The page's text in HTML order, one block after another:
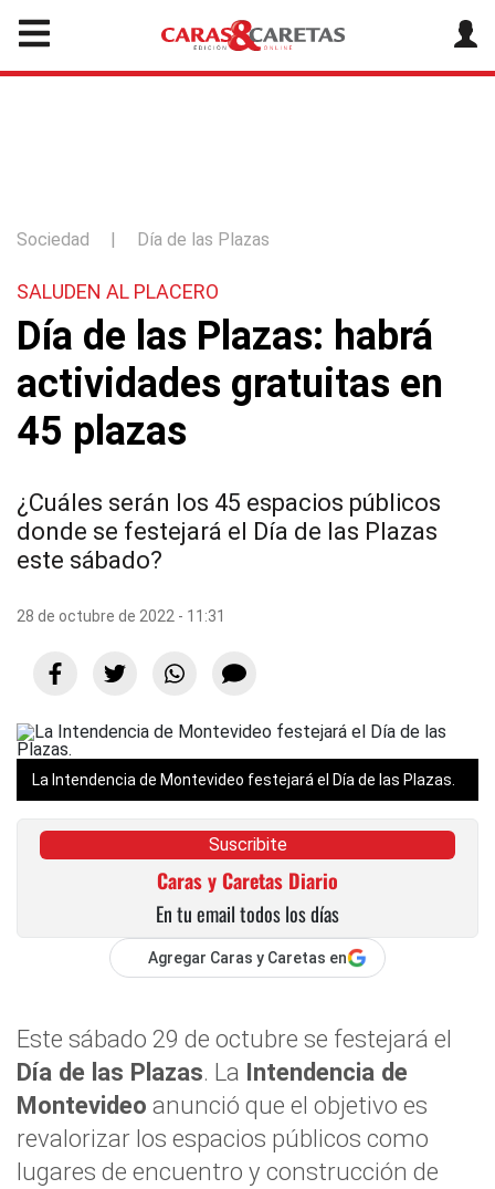
Sociedad | Día de las Plazas
SALUDEN AL PLACERO
Día de las Plazas: habrá
actividades gratuitas en
45 plazas
¿Cuáles serán los 45 espacios públicos
donde se festejará el Día de las Plazas
este sábado?
28 de octubre de 2022 - 11:31
La Intendencia de Montevideo festejará el Día de las Plazas.
Suscribite
Caras y Caretas Diario
En tu email todos los días
Agregar Caras y Caretas en
Este sábado 29 de octubre se festejará el
Día de las Plazas. La Intendencia de
Montevideo anunció que el objetivo es
revalorizar los espacios públicos como
lugares de encuentro y construcción de